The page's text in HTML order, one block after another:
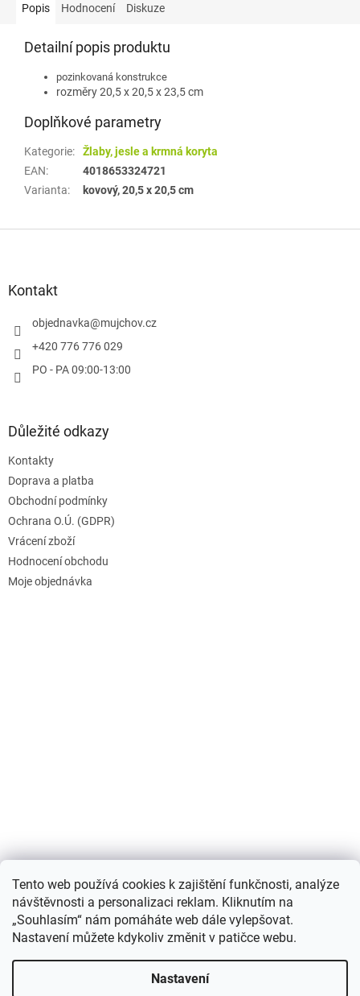
Tento web používá cookies k zajištění funkčnosti, analýze
návštěvnosti a personalizaci reklam. Kliknutím na
„Souhlasím“ nám pomáháte web dále vylepšovat.
Nastavení můžete kdykoliv změnit v patičce webu.
Nastavení
Popis Hodnocení Diskuze
Detailní popis produktu
pozinkovaná konstrukce
rozměry 20,5 x 20,5 x 23,5 cm
Doplňkové parametry
Kategorie:
Žlaby, jesle a krmná koryta
EAN:
4018653324721
Varianta: kovový, 20,5 x 20,5 cm
Kontakt
objednavka@mujchov.cz
+420 776 776 029
PO - PA 09:00-13:00
Důležité odkazy
Kontakty
Doprava a platba
Obchodní podmínky
Ochrana O.Ú. (GDPR)
Vrácení zboží
Hodnocení obchodu
Moje objednávka
0KS /0 KČ